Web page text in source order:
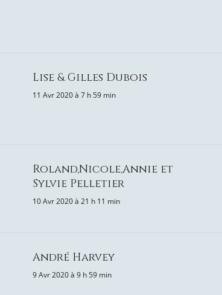
Lise & Gilles Dubois
11 Avr 2020 à 7 h 59 min
Roland,Nicole,Annie et
Sylvie Pelletier
10 Avr 2020 à 21 h 11 min
André Harvey
9 Avr 2020 à 9 h 59 min